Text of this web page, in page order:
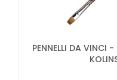
PENNELLI DA VINCI